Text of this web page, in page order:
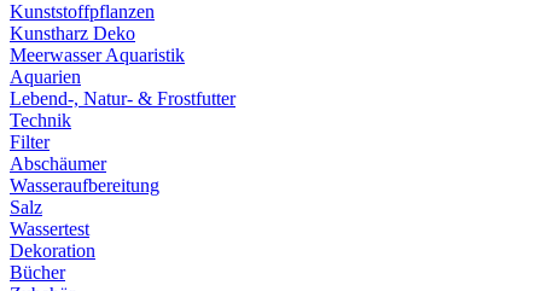
Kunststoffpflanzen
Kunstharz Deko
Meerwasser Aquaristik
Aquarien
Lebend-, Natur- & Frostfutter
Technik
Filter
Abschäumer
Wasseraufbereitung
Salz
Wassertest
Dekoration
Bücher